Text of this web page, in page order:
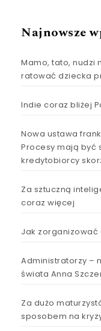
Najnowsze
Mamo, tato, nudzi
ratować dziecka
Indie coraz bliżej
Nowa ustawa
Procesy mają być
kredytobiorcy
Za sztuczną
coraz więcej
Jak zorganizować
Administratorzy –
świata Anna
Za dużo
sposobem na